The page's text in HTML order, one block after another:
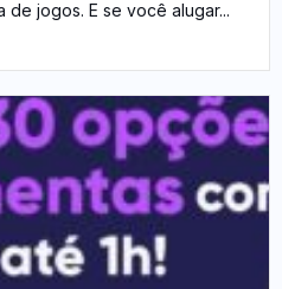
de jogos. E se você alugar...